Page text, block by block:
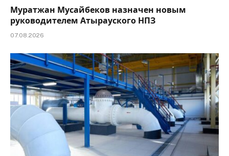
Муратжан Мусайбеков назначен новым
руководителем Атырауского НПЗ
07.08.2026